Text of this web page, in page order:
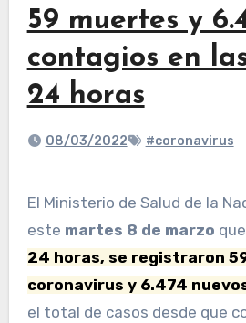
59 muertes y
contagios en
24 horas
08/03/2022 #coronavirus
El Ministerio de Salud de la Nación informó
este martes 8 de marzo
24 horas, se registraron
coronavirus y 6.474
el total de casos desde que